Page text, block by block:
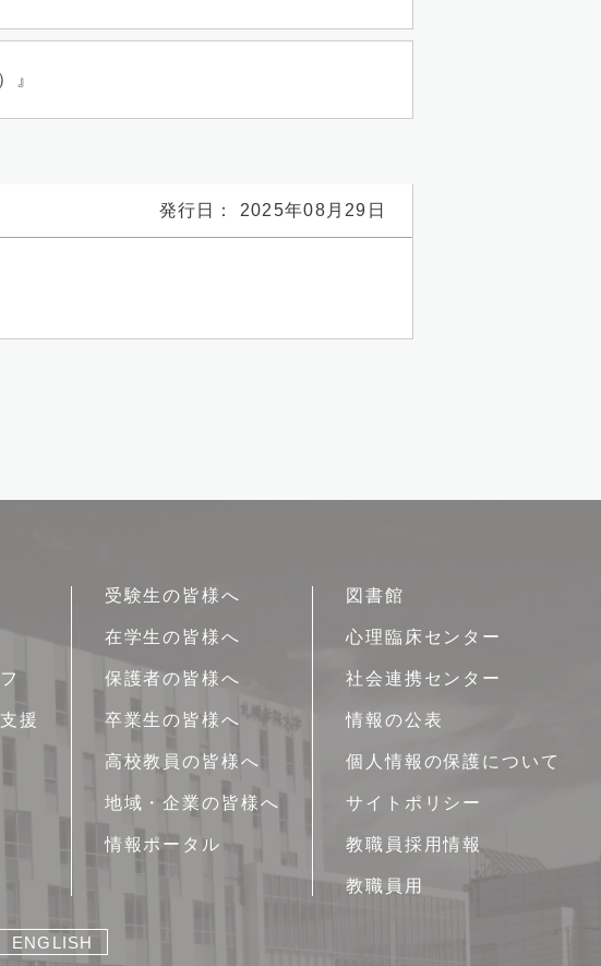
』
発行日： 2025年08月29日
援
受験生の皆様へ
在学生の皆様へ
保護者の皆様へ
卒業生の皆様へ
高校教員の皆様へ
地域・企業の皆様へ
情報ポータル
図書館
心理臨床センター
社会連携センター
情報の公表
個人情報の保護について
サイトポリシー
教職員採用情報
教職員用
ENGLISH